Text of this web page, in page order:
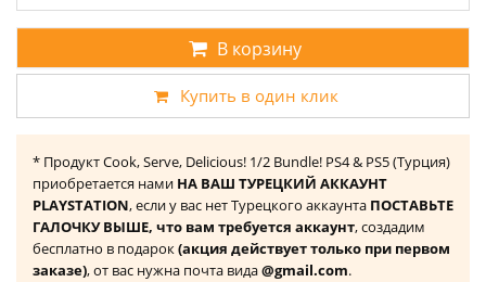
В корзину
Купить в один клик
* Продукт Cook, Serve, Delicious! 1/2 Bundle! PS4 & PS5 (Турция)
приобретается нами НА ВАШ ТУРЕЦКИЙ АККАУНТ
PLAYSTATION, если у вас нет Турецкого аккаунта ПОСТАВЬТЕ
ГАЛОЧКУ ВЫШЕ, что вам требуется аккаунт, создадим
бесплатно в подарок(акция действует только при первом
заказе), от вас нужна почта вида@gmail.com.